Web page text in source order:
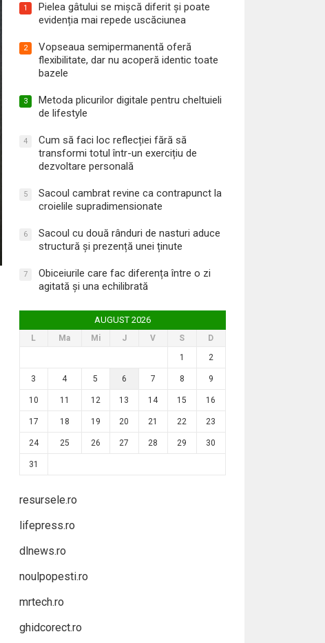
1
Pielea gâtului se mișcă diferit și poate
evidenția mai repede uscăciunea
2
Vopseaua semipermanentă oferă
flexibilitate, dar nu acoperă identic toate
bazele
3
Metoda plicurilor digitale pentru cheltuieli
de lifestyle
4
Cum să faci loc reflecției fără să
transformi totul într-un exercițiu de
dezvoltare personală
5
Sacoul cambrat revine ca contrapunct la
croielile supradimensionate
6
Sacoul cu două rânduri de nasturi aduce
structură și prezență unei ținute
7
Obiceiurile care fac diferența între o zi
agitată și una echilibrată
AUGUST 2026
L Ma Mi J V S
D
1
2
3 4 5 6 7 8 9
10 11 12 13 14 15 16
17 18 19 20 21 22 23
24 25 26 27 28 29 30
31
resursele.ro
lifepress.ro
dlnews.ro
noulpopesti.ro
mrtech.ro
ghidcorect.ro